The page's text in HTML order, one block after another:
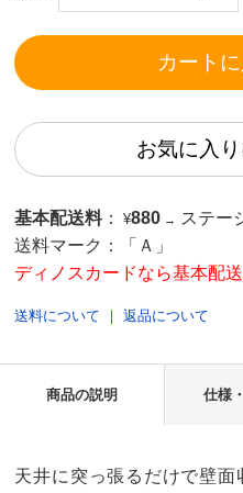
カート
お気に入
基本配送料 ： ¥880 → ステー
送料マーク：
「Ａ」
ディノスカードなら基本配
送料について ｜返品について
商品の説明 仕様
天井に突っ張るだけで壁